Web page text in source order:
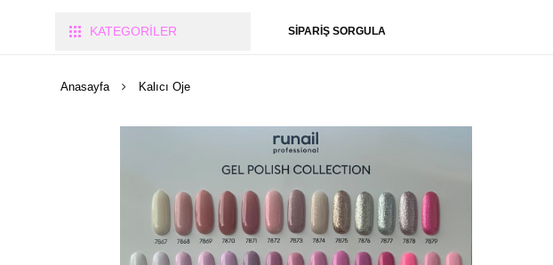
KATEGORİLER SİPARİŞ SORGULA
Anasayfa Kalıcı Oje